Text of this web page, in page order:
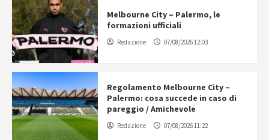
Melbourne City – Palermo, le
formazioni ufficiali
Redazione 07/08/2026 12:03
Regolamento Melbourne City –
Palermo: cosa succede in caso di
pareggio / Amichevole
Redazione 07/08/2026 11:22